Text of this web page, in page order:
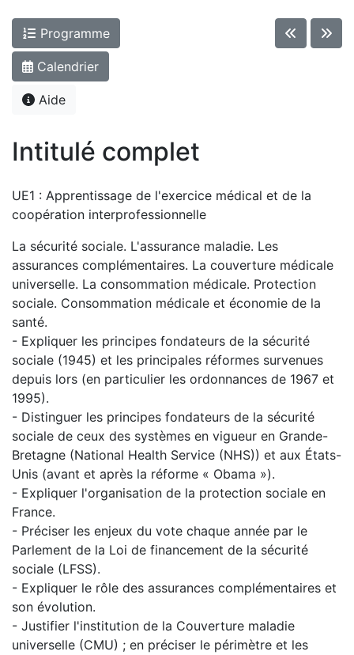
Programme
Calendrier
Aide
Intitulé complet
UE1 : Apprentissage de l'exercice médical et de la
coopération interprofessionnelle
La sécurité sociale. L'assurance maladie. Les
assurances complémentaires. La couverture médicale
universelle. La consommation médicale. Protection
sociale. Consommation médicale et économie de la
santé.
- Expliquer les principes fondateurs de la sécurité
sociale (1945) et les principales réformes survenues
depuis lors (en particulier les ordonnances de 1967 et
1995).
- Distinguer les principes fondateurs de la sécurité
sociale de ceux des systèmes en vigueur en Grande-
Bretagne (National Health Service (NHS)) et aux États-
Unis (avant et après la réforme « Obama »).
- Expliquer l'organisation de la protection sociale en
France.
- Préciser les enjeux du vote chaque année par le
Parlement de la Loi de financement de la sécurité
sociale (LFSS).
- Expliquer le rôle des assurances complémentaires et
son évolution.
- Justifier l'institution de la Couverture maladie
universelle (CMU) ; en préciser le périmètre et les